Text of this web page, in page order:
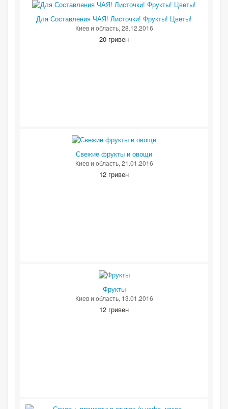
Для Составления ЧАЯ! Листочки! Фрукты! Цветы!
Киев и область, 28.12.2016
20 гривен
Свежие фрукты и овощи
Киев и область, 21.01.2016
12 гривен
Фрукты
Киев и область, 13.01.2016
12 гривен